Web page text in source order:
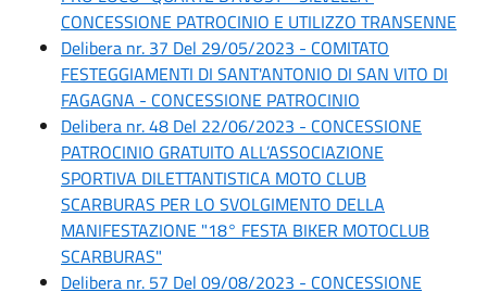
CONCESSIONE PATROCINIO E UTILIZZO TRANSENNE
Delibera nr. 37 Del 29/05/2023 - COMITATO
FESTEGGIAMENTI DI SANT'ANTONIO DI SAN VITO DI
FAGAGNA - CONCESSIONE PATROCINIO
Delibera nr. 48 Del 22/06/2023 - CONCESSIONE
PATROCINIO GRATUITO ALL’ASSOCIAZIONE
SPORTIVA DILETTANTISTICA MOTO CLUB
SCARBURAS PER LO SVOLGIMENTO DELLA
MANIFESTAZIONE "18° FESTA BIKER MOTOCLUB
SCARBURAS"
Delibera nr. 57 Del 09/08/2023 - CONCESSIONE